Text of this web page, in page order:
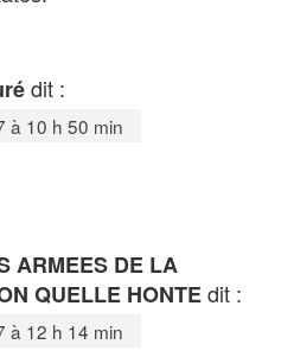
dit :
à 10 h 50 min
ARMEES DE LA
QUELLE HONTEdit :
à 12 h 14 min